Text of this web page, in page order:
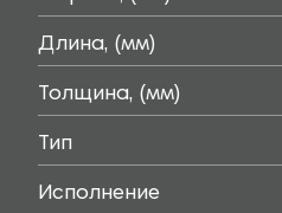
Длина, (мм)
Толщина, (мм)
Тип
Исполнение